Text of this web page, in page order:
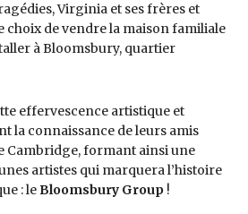
Virginia et ses frères et
choix de vendre la maison familiale
à Bloomsbury, quartier
effervescence artistique et
la connaissance de leurs amis
Cambridge, formant ainsi une
artistes qui marquera l’histoire
: leBloomsbury Group !